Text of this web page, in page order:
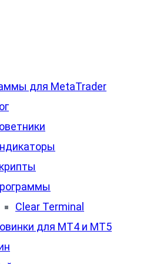
для MetaTrader
Clear Terminal
для MT4 и MT5